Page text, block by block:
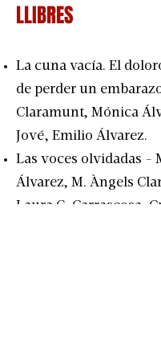
LLIBRES
La cuna vacía. El
de perder un
Claramunt, Mónica
Jové, Emilio Álvarez.
Las voces olvidadas -
Álvarez, M. Àngels
Laura G. Carrascosa,